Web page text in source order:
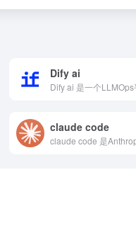
Dify ai
claude code